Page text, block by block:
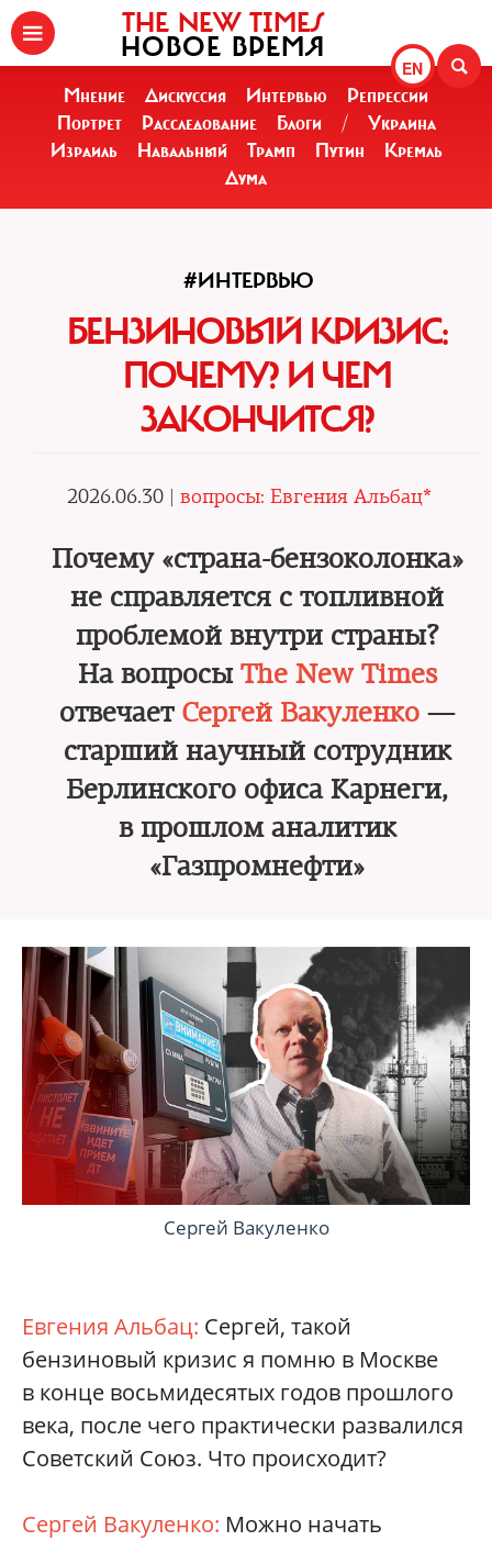
EN
THE NEW TIMES
НОВОЕ ВРЕМЯ
Мнение Дискуссия Интервью
Репрессии
Портрет
Расследование Блоги /
Украина
Израиль
Навальный Трамп Путин
Кремль
Дума
#ИНТЕРВЬЮ
БЕНЗИНОВЫЙ КРИЗИС:
ПОЧЕМУ? И ЧЕМ
ЗАКОНЧИТСЯ?
2026.06.30 | вопросы: Евгения Альбац*
Почему «страна-бензоколонка»
не справляется с топливной
проблемой внутри страны?
На вопросы The New Times
отвечает Сергей Вакуленко —
старший научный сотрудник
Берлинского офиса Карнеги,
в прошлом аналитик
«Газпромнефти»
Сергей Вакуленко
Евгения Альбац: Сергей, такой
бензиновый кризис я помню в Москве
в конце восьмидесятых годов прошлого
века, после чего практически развалился
Советский Союз. Что происходит?
Сергей Вакуленко: Можно начать